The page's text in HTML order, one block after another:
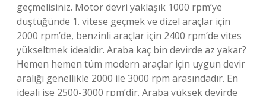
geçmelisiniz. Motor devri yaklaşık 1000 rpm’ye
düştüğünde 1. vitese geçmek ve dizel araçlar için
2000 rpm’de, benzinli araçlar için 2400 rpm’de vites
yükseltmek idealdir. Araba kaç bin devirde az yakar?
Hemen hemen tüm modern araçlar için uygun devir
aralığı genellikle 2000 ile 3000 rpm arasındadır. En
ideali ise 2500-3000 rpm’dir. Araba yüksek devirde